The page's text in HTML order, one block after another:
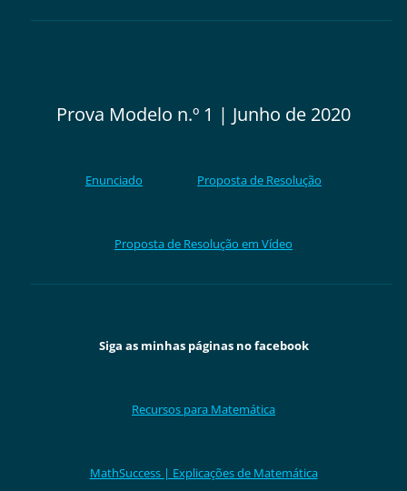
Prova Modelo n.º 1 | Junho de 2020
Enunciado Proposta de Resolução
Proposta de Resolução em Vídeo
Siga as minhas páginas no facebook
Recursos para Matemática
MathSuccess | Explicações de Matemática